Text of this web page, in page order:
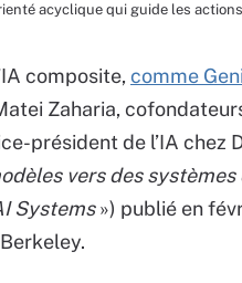
acyclique qui guide les
composite, comme
Zaharia,
président de l’IA chez
vers des systèmes
Systems») publié en